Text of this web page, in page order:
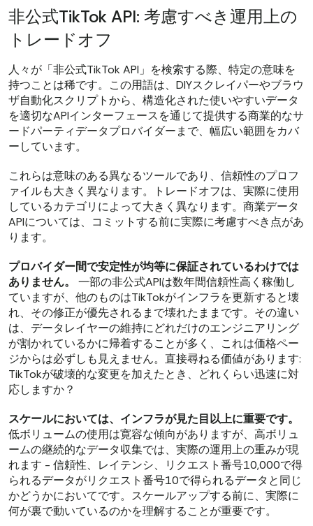
非公式TikTok API: 考慮すべき運用上の
トレードオフ
人々が「非公式TikTok API」を検索する際、特定の意味を
持つことは稀です。この用語は、DIYスクレイパーやブラウ
ザ自動化スクリプトから、構造化された使いやすいデータ
を適切なAPIインターフェースを通じて提供する商業的なサ
ードパーティデータプロバイダーまで、幅広い範囲をカバ
ーしています。
これらは意味のある異なるツールであり、信頼性のプロフ
ァイルも大きく異なります。トレードオフは、実際に使用
しているカテゴリによって大きく異なります。商業データ
APIについては、コミットする前に実際に考慮すべき点があ
ります。
プロバイダー間で安定性が均等に保証されているわけでは
ありません。
一部の非公式APIは数年間信頼性高く稼働し
ていますが、他のものはTikTokがインフラを更新すると壊
れ、その修正が優先されるまで壊れたままです。その違い
は、データレイヤーの維持にどれだけのエンジニアリング
が割かれているかに帰着することが多く、これは価格ペー
ジからは必ずしも見えません。直接尋ねる価値があります:
TikTokが破壊的な変更を加えたとき、どれくらい迅速に対
応しますか？
スケールにおいては、インフラが見た目以上に重要です。
低ボリュームの使用は寛容な傾向がありますが、高ボリュ
ームの継続的なデータ収集では、実際の運用上の重みが現
れます - 信頼性、レイテンシ、リクエスト番号10,000で得
られるデータがリクエスト番号10で得られるデータと同じ
かどうかにおいてです。スケールアップする前に、実際に
何が裏で動いているのかを理解することが重要です。